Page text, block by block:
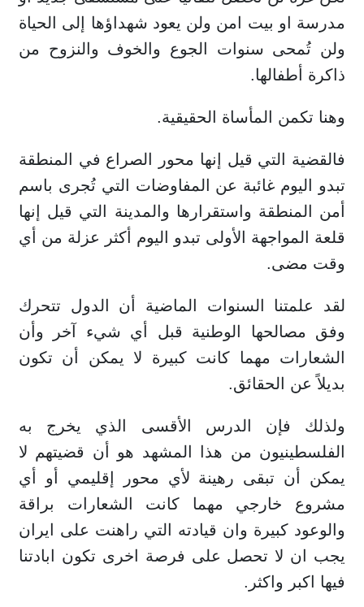
مدرسة او بيت امن ولن يعود شهداؤها إلى الحياة
ولن تُمحى سنوات الجوع والخوف والنزوح من
ذاكرة أطفالها.
وهنا تكمن المأساة الحقيقية.
فالقضية التي قيل إنها محور الصراع في المنطقة
تبدو اليوم غائبة عن المفاوضات التي تُجرى باسم
أمن المنطقة واستقرارها والمدينة التي قيل إنها
قلعة المواجهة الأولى تبدو اليوم أكثر عزلة من أي
وقت مضى.
لقد علمتنا السنوات الماضية أن الدول تتحرك
وفق مصالحها الوطنية قبل أي شيء آخر وأن
الشعارات مهما كانت كبيرة لا يمكن أن تكون
بديلاً عن الحقائق.
ولذلك فإن الدرس الأقسى الذي يخرج به
الفلسطينيون من هذا المشهد هو أن قضيتهم لا
يمكن أن تبقى رهينة لأي محور إقليمي أو أي
مشروع خارجي مهما كانت الشعارات براقة
والوعود كبيرة وان قيادته التي راهنت على ايران
يجب ان لا تحصل على فرصة اخرى تكون ابادتنا
فيها اكبر واكثر.